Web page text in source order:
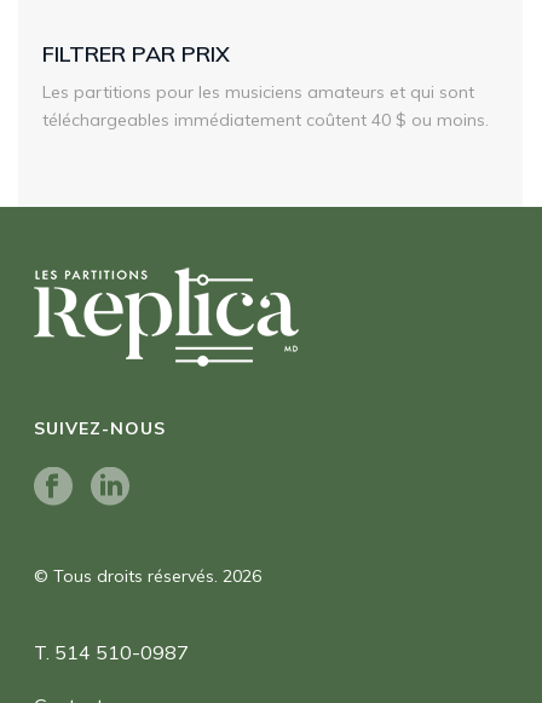
FILTRER PAR PRIX
Les partitions pour les musiciens amateurs et qui sont
téléchargeables immédiatement coûtent 40 $ ou moins.
SUIVEZ-NOUS
© Tous droits réservés. 2026
T. 514 510-0987